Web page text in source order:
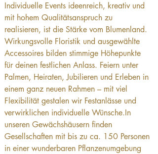
Individuelle Events ideenreich, kreativ und
mit hohem Qualitätsanspruch zu
realisieren, ist die Stärke vom Blumenland.
Wirkungsvolle Floristik und ausgewählte
Accessoires bilden stimmige Höhepunkte
für deinen festlichen Anlass. Feiern unter
Palmen, Heiraten, Jubilieren und Erleben in
einem ganz neuen Rahmen – mit viel
Flexibilität gestalen wir Festanlässe und
verwirklichen individuelle Wünsche.In
unseren Gewächshäusern finden
Gesellschaften mit bis zu ca. 150 Personen
in einer wunderbaren Pflanzenumgebung